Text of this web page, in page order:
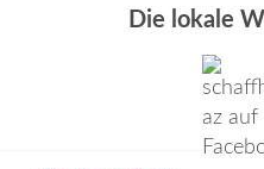
Die lokale